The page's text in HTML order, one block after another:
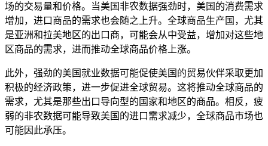
场的交易量和价格。当美国非农数据强劲时，美国的消费需求
增加，进口商品的需求也会随之上升。全球商品生产国，尤其
是亚洲和拉美地区的出口商，可能会从中受益，增加对这些地
区商品的需求，进而推动全球商品价格上涨。
此外，强劲的美国就业数据可能促使美国的贸易伙伴采取更加
积极的经济政策，进一步促进全球贸易。这将推动全球商品的
需求，尤其是那些出口导向型的国家和地区的商品。相反，疲
弱的非农数据可能导致美国的进口需求减少，全球商品市场也
可能因此承压。